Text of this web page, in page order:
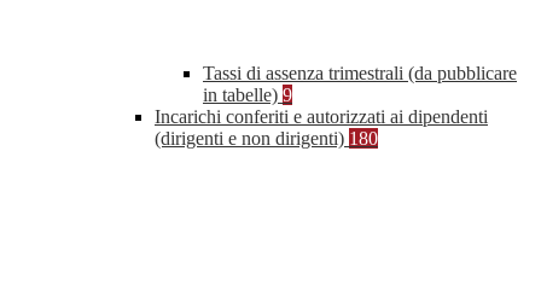
Tassi di assenza trimestrali (da pubblicare
in tabelle) 9
Incarichi conferiti e autorizzati ai dipendenti
(dirigenti e non dirigenti) 180